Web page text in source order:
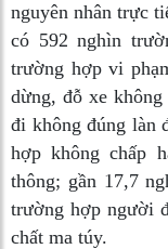
nguyên nhân trực
có 592 nghìn
trường hợp vi
dừng, đỗ xe
đi không đúng làn
hợp không chấp
thông; gần 17,7
trường hợp người
chất ma túy.